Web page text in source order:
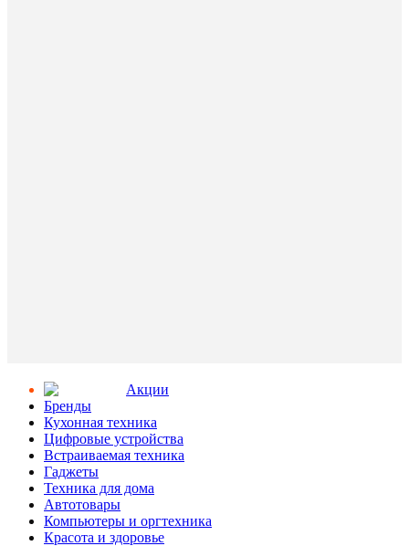
Aкции
Бренды
Кухонная техника
Цифровые устройства
Встраиваемая техника
Гаджеты
Техника для дома
Автотовары
Компьютеры и оргтехника
Красота и здоровье